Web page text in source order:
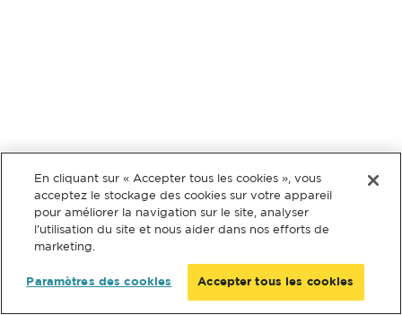
En cliquant sur « Accepter tous les cookies », vous
acceptez le stockage des cookies sur votre appareil
pour améliorer la navigation sur le site, analyser
l’utilisation du site et nous aider dans nos efforts de
marketing.
Paramètres des cookies Accepter tous les cookies